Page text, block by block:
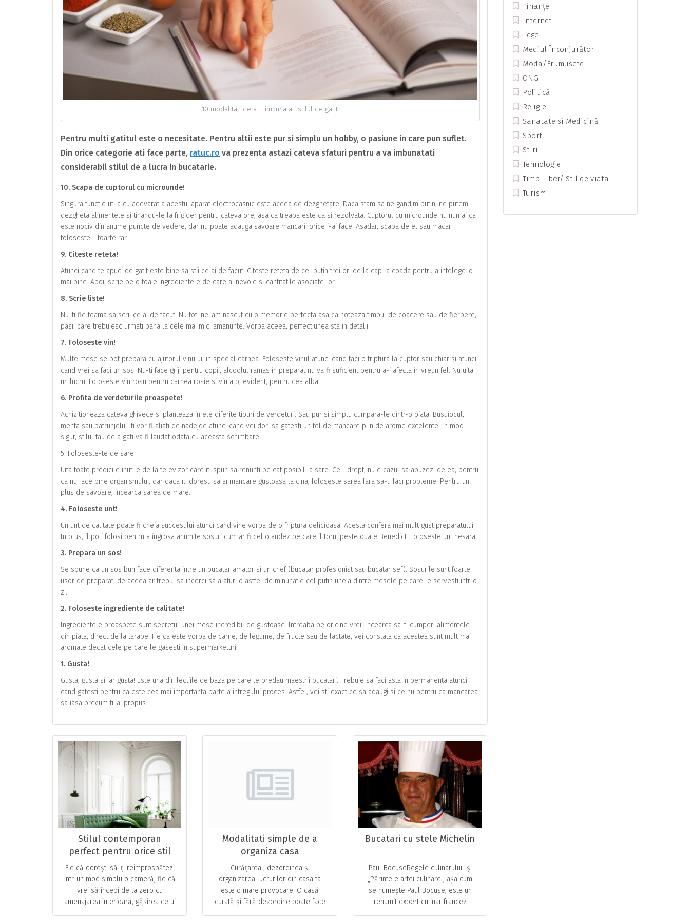
10 modalitati de a-ti imbunatati stilul de gatit
Pentru multi gatitul este o necesitate. Pentru altii este pur si simplu un hobby, o pasiune in care pun suflet.
Din orice categorie ati face parte, ratuc.ro va prezenta astazi cateva sfaturi pentru a va imbunatati
considerabil stilul de a lucra in bucatarie.
10. Scapa de cuptorul cu microunde!
Singura functie utila cu adevarat a acestui aparat electrocasnic este aceea de dezghetare. Daca stam sa ne gandim putin, ne putem
dezgheta alimentele si tinandu-le la frigider pentru cateva ore, asa ca treaba este ca si rezolvata. Cuptorul cu microunde nu numai ca
este nociv din anume puncte de vedere, dar nu poate adauga savoare mancarii orice i-ai face. Asadar, scapa de el sau macar
foloseste-l foarte rar.
9. Citeste reteta!
Atunci cand te apuci de gatit este bine sa stii ce ai de facut. Citeste reteta de cel putin trei ori de la cap la coada pentru a intelege-o
mai bine. Apoi, scrie pe o foaie ingredientele de care ai nevoie si cantitatile asociate lor.
8. Scrie liste!
Nu-ti fie teama sa scrii ce ai de facut. Nu toti ne-am nascut cu o memorie perfecta asa ca noteaza timpul de coacere sau de fierbere,
pasii care trebuiesc urmati pana la cele mai mici amanunte. Vorba aceea, perfectiunea sta in detalii.
7. Foloseste vin!
Multe mese se pot prepara cu ajutorul vinului, in special carnea. Foloseste vinul atunci cand faci o friptura la cuptor sau chiar si atunci
cand vrei sa faci un sos. Nu-ti face griji pentru copii, alcoolul ramas in preparat nu va fi suficient pentru a-i afecta in vreun fel. Nu uita
un lucru. Foloseste vin rosu pentru carnea rosie si vin alb, evident, pentru cea alba.
6. Profita de verdeturile proaspete!
Achizitioneaza cateva ghivece si planteaza in ele diferite tipuri de verdeturi. Sau pur si simplu cumpara-le dintr-o piata. Busuiocul,
menta sau patrunjelul iti vor fi aliati de nadejde atunci cand vei dori sa gatesti un fel de mancare plin de arome excelente. In mod
sigur, stilul tau de a gati va fi laudat odata cu aceasta schimbare.
5. Foloseste-te de sare!
Uita toate predicile inutile de la televizor care iti spun sa renunti pe cat posibil la sare. Ce-i drept, nu e cazul sa abuzezi de ea, pentru
ca nu face bine organismului, dar daca iti doresti sa ai mancare gustoasa la cina, foloseste sarea fara sa-ti faci probleme. Pentru un
plus de savoare, incearca sarea de mare.
4. Foloseste unt!
Un unt de calitate poate fi cheia succesului atunci cand vine vorba de o friptura delicioasa. Acesta confera mai mult gust preparatului.
In plus, il poti folosi pentru a ingrosa anumite sosuri cum ar fi cel olandez pe care il torni peste ouale Benedict. Foloseste unt nesarat.
3. Prepara un sos!
Se spune ca un sos bun face diferenta intre un bucatar amator si un chef (bucatar profesionist sau bucatar sef). Sosurile sunt foarte
usor de preparat, de aceea ar trebui sa incerci sa alaturi o astfel de minunatie cel putin uneia dintre mesele pe care le servesti intr-o
zi.
2. Foloseste ingrediente de calitate!
Ingredientele proaspete sunt secretul unei mese incredibil de gustoase. Intreaba pe oricine vrei. Incearca sa-ti cumperi alimentele
din piata, direct de la tarabe. Fie ca este vorba de carne, de legume, de fructe sau de lactate, vei constata ca acestea sunt mult mai
aromate decat cele pe care le gasesti in supermarketuri.
1. Gusta!
Gusta, gusta si iar gusta! Este una din lectiile de baza pe care le predau maestrii bucatari. Trebuie sa faci asta in permanenta atunci
cand gatesti pentru ca este cea mai importanta parte a intregului proces. Astfel, vei sti exact ce sa adaugi si ce nu pentru ca mancarea
sa iasa precum ti-ai propus.
Stilul contemporan
perfect pentru orice stil
de viață
Fie că dorești să-ți reîmprospătezi
într-un mod simplu o cameră, fie că
vrei să începi de la zero cu
amenajarea interioară, găsirea celui
Modalitati simple de a
organiza casa
Curățarea , dezordinea și
organizarea lucrurilor din casa ta
este o mare provocare. O casă
curată și fără dezordine poate face
Bucatari cu stele Michelin
Paul BocuseRegele culinarului” și
„Părintele artei culinare”, așa cum
se numește Paul Bocuse, este un
renumit expert culinar francez
Finanțe
Internet
Lege
Mediul Înconjurător
Moda/Frumusete
ONG
Politică
Religie
Sanatate si Medicină
Sport
Stiri
Tehnologie
Timp Liber/ Stil de viata
Turism